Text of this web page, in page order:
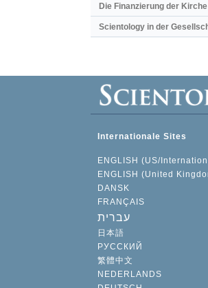
Die Finanzierung der Kirche
Scientology in der
Internationale Sites
ENGLISH (US/
ENGLISH (United
DANSK
FRANÇAIS
עברית
日本語
РУССКИЙ
繁體中文
NEDERLANDS